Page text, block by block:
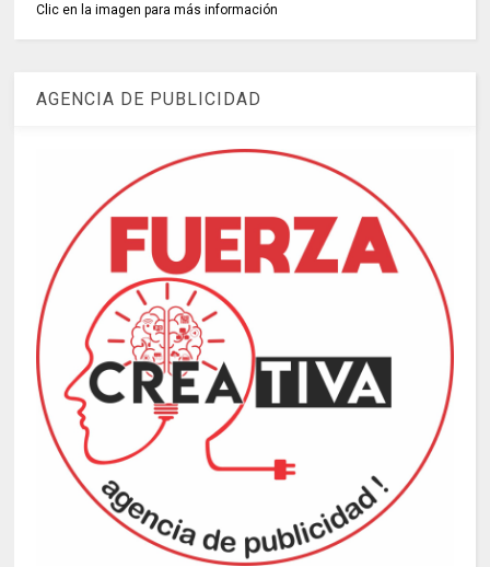
Clic en la imagen para más información
AGENCIA DE PUBLICIDAD